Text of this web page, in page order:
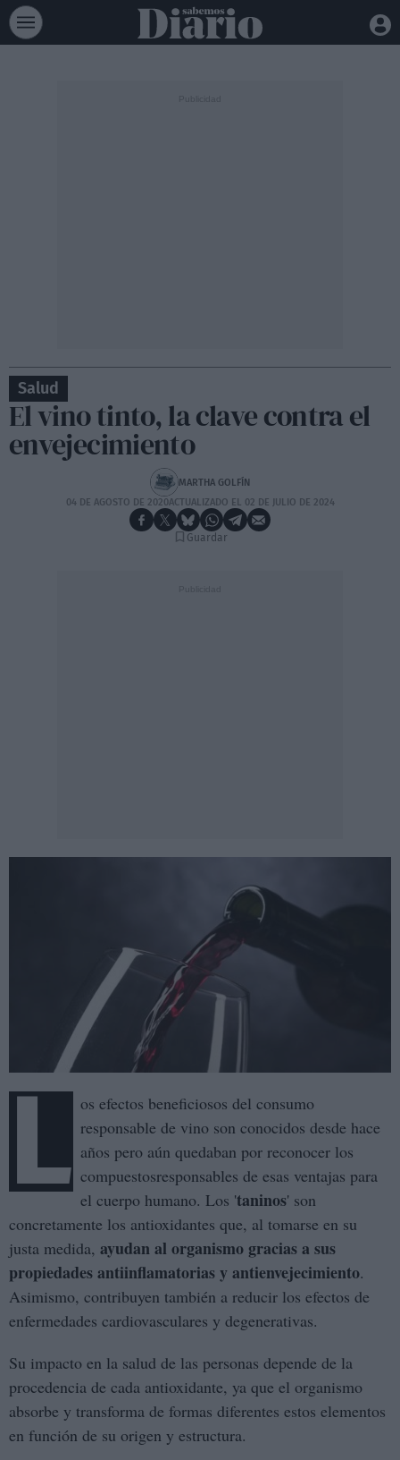
Salud
El vino tinto, la clave contra el
envejecimiento
MARTHA GOLFÍN
04 DE AGOSTO DE 2020ACTUALIZADO EL 02 DE JULIO DE 2024
Guardar
L os efectos beneficiosos del consumo
responsable de vino son conocidos desde hace
años pero aún quedaban por reconocer los
compuestosresponsables de esas ventajas para
el cuerpo humano. Los 'taninos' son
concretamente los antioxidantes que, al tomarse en su
justa medida, ayudan al organismo gracias a sus
propiedades antiinflamatorias y antienvejecimiento.
Asimismo, contribuyen también a reducir los efectos de
enfermedades cardiovasculares y degenerativas.
Su impacto en la salud de las personas depende de la
procedencia de cada antioxidante, ya que el organismo
absorbe y transforma de formas diferentes estos elementos
en función de su origen y estructura.